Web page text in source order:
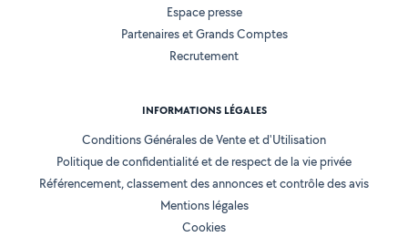
Espace presse
Partenaires et Grands Comptes
Recrutement
INFORMATIONS LÉGALES
Conditions Générales de Vente et d'Utilisation
Politique de confidentialité et de respect de la vie privée
Référencement, classement des annonces et contrôle des avis
Mentions légales
Cookies